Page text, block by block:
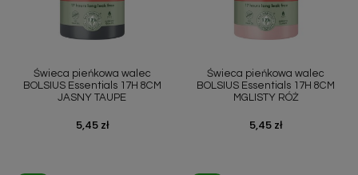
Świeca pieńkowa walec
BOLSIUS Essentials 17H 8CM
JASNY TAUPE
Cena
5,45 zł
Świeca pieńkowa walec
BOLSIUS Essentials 17H 8CM
MGLISTY RÓŻ
Cena
5,45 zł